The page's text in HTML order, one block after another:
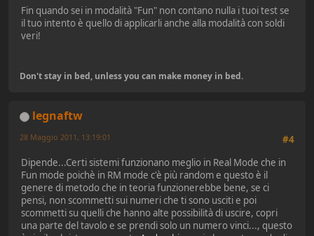
Fin quando sei in modalità "Fun" non contano nulla i tuoi test se
il tuo intento è quello di applicarli anche alla modalità con soldi
veri!
Don't stay in bed, unless you can make money in bed.
legnaftw
#4
28 Maggio 2011, 13:19:01
Dipende...Certi sistemi funzionano meglio in Real Mode che in
Fun mode poichè in RM mode c'è più random e questo è il
genere di metodo che in teoria funzionerebbe bene, se ci
pensi, non scommetti sui numeri che ti sono usciti e poi
scommetti su quelli che hanno alte possibilità di uscire, copri
una parte del tavolo e se prendi solo un numero vinci..., questo